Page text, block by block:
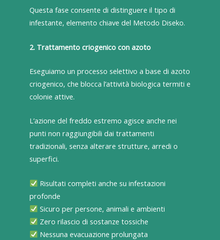
Questa fase consente di distinguere il tipo di
infestante, elemento chiave del Metodo Diseko.
2. Trattamento criogenico con azoto
Eseguiamo un processo selettivo a base di azoto
criogenico, che blocca l’attività biologica termiti e
colonie attive.
L’azione del freddo estremo agisce anche nei
punti non raggiungibili dai trattamenti
tradizionali, senza alterare strutture, arredi o
superfici.
Risultati completi anche su infestazioni
profonde
Sicuro per persone, animali e ambienti
Zero rilascio di sostanze tossiche
Nessuna evacuazione prolungata